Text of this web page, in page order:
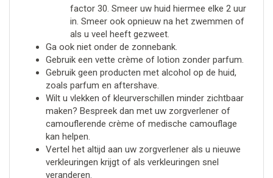
factor 30. Smeer uw huid hiermee elke 2 uur
in. Smeer ook opnieuw na het zwemmen of
als u veel heeft gezweet.
Ga ook niet onder de zonnebank.
Gebruik een vette crème of lotion zonder parfum.
Gebruik geen producten met alcohol op de huid,
zoals parfum en aftershave.
Wilt u vlekken of kleurverschillen minder zichtbaar
maken? Bespreek dan met uw zorgverlener of
camouflerende crème of medische camouflage
kan helpen.
Vertel het altijd aan uw zorgverlener als u nieuwe
verkleuringen krijgt of als verkleuringen snel
veranderen.